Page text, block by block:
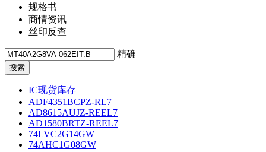
规格书
商情资讯
丝印反查
精确
IC现货库存
ADF4351BCPZ-RL7
AD8615AUJZ-REEL7
AD1580BRTZ-REEL7
74LVC2G14GW
74AHC1G08GW